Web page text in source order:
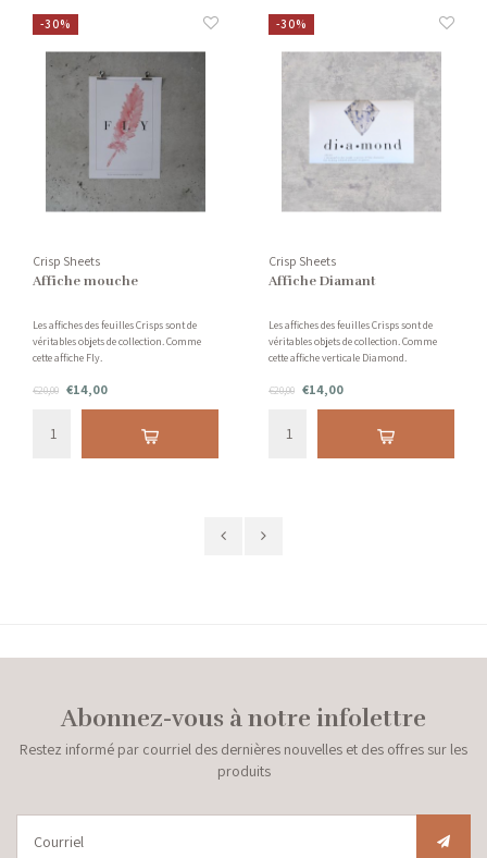
-30%
Crisp Sheets
Affiche mouche
Les affiches des feuilles Crisps sont de
véritables objets de collection. Comme
cette affiche Fly.
€20,00 €14,00
-30%
Crisp Sheets
Affiche Diamant
Les affiches des feuilles Crisps sont de
véritables objets de collection. Comme
cette affiche verticale Diamond.
€20,00 €14,00
Abonnez-vous à notre infolettre
Restez informé par courriel des dernières nouvelles et des offres sur les
produits